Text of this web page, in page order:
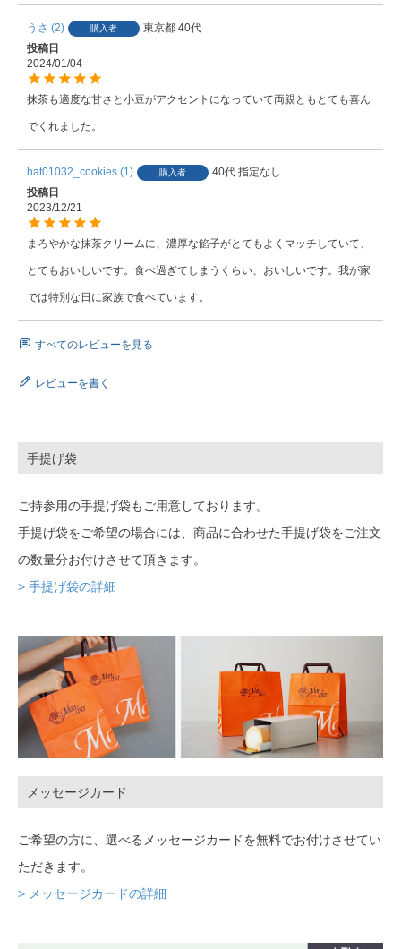
うさ 2 購入者 東京都 40代
投稿日
2024/01/04
抹茶も適度な甘さと小豆がアクセントになっていて両親ともとても喜ん
でくれました。
hat01032_cookies 1 購入者 40代 指定なし
投稿日
2023/12/21
まろやかな抹茶クリームに、濃厚な餡子がとてもよくマッチしていて、
とてもおいしいです。食べ過ぎてしまうくらい、おいしいです。我が家
では特別な日に家族で食べています。
すべてのレビューを見る
レビューを書く
手提げ袋
ご持参用の手提げ袋もご用意しております。
手提げ袋をご希望の場合には、商品に合わせた手提げ袋をご注文
の数量分お付けさせて頂きます。
> 手提げ袋の詳細
メッセージカード
ご希望の方に、選べるメッセージカードを無料でお付けさせてい
ただきます。
> メッセージカードの詳細